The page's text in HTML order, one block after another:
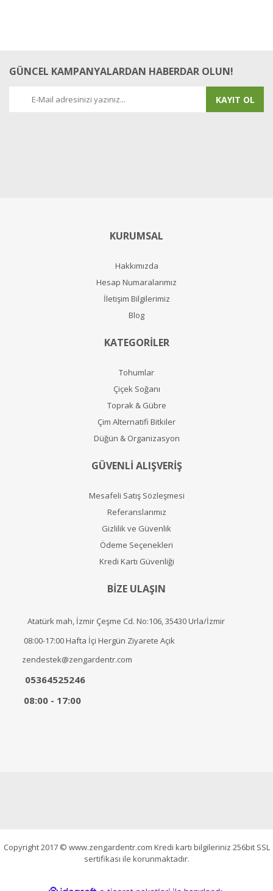
GÜNCEL KAMPANYALARDAN HABERDAR OLUN!
KAYIT OL
KURUMSAL
Hakkımızda
Hesap Numaralarımız
İletişim Bilgilerimiz
Blog
KATEGORİLER
Tohumlar
Çiçek Soğanı
Toprak & Gübre
Çim Alternatifi Bitkiler
Düğün & Organizasyon
GÜVENLİ ALIŞVERİŞ
Mesafeli Satış Sözleşmesi
Referanslarımız
Gizlilik ve Güvenlik
Ödeme Seçenekleri
Kredi Kartı Güvenliği
BİZE ULAŞIN
Atatürk mah, İzmir Çeşme Cd. No:106, 35430 Urla/İzmir
08:00-17:00 Hafta İçi Hergün Ziyarete Açık
zendestek@zengardentr.com
05364525246
08:00 - 17:00
Copyright 2017 © www.zengardentr.com Kredi kartı bilgileriniz 256bit SSL
sertifikası ile korunmaktadır.